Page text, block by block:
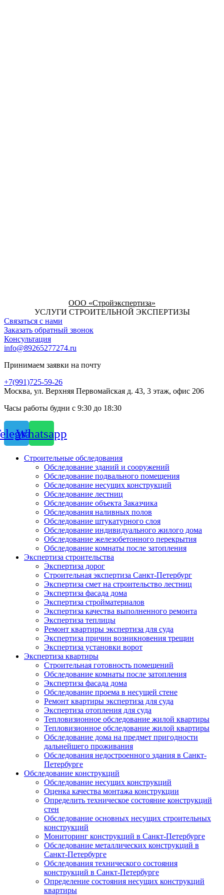
ООО «Стройэкспертиза»
УСЛУГИ СТРОИТЕЛЬНОЙ ЭКСПЕРТИЗЫ
Связаться с нами
Заказать обратный звонок
Консультация
info@89265277274.ru
Принимаем заявки на почту
+7(991)725-59-26
Москва, ул. Верхняя Первомайская д. 43, 3 этаж, офис 206
Часы работы будни с 9:30 до 18:30
Whatsapp
Строительные обследования
Обследование зданий и сооружений
Обследование подвального помещения
Обследование несущих конструкций
Обследование лестниц
Обследование объекта Заказчика
Обследования наливных полов
Обследование штукатурного слоя
Обследование индивидуального жилого дома
Обследование железобетонного перекрытия
Обследование комнаты после затопления
Экспертиза строительства
Экспертиза дорог
Строительная экспертиза Санкт-Петербург
Экспертиза смет на строительство лестниц
Экспертиза фасада дома
Экспертиза стройматериалов
Экспертиза качества выполненного ремонта
Экспертиза теплицы
Ремонт квартиры экспертиза для суда
Экспертиза причин возникновения трещин
Экспертиза установки ворот
Экспертиза квартиры
Строительная готовность помещений
Обследование комнаты после затопления
Экспертиза фасада дома
Обследование проема в несущей стене
Ремонт квартиры экспертиза для суда
Экспертиза отопления для суда
Тепловизионное обследование жилой квартиры
Тепловизионное обследование жилой квартиры
Обследование дома на предмет пригодности
дальнейшего проживания
Обследования недостроенного здания в Санкт-
Петербурге
Обследование конструкций
Обследование несущих конструкций
Оценка качества монтажа конструкции
Определить техническое состояние конструкций
стен
Обследование основных несущих строительных
конструкций
Мониторинг конструкций в Санкт-Петербурге
Обследование металлических конструкций в
Санкт-Петербурге
Обследования технического состояния
конструкций в Санкт-Петербурге
Определение состояния несущих конструкций
квартиры